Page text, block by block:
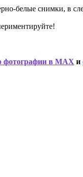
белые снимки, в
фотографии в MAX и